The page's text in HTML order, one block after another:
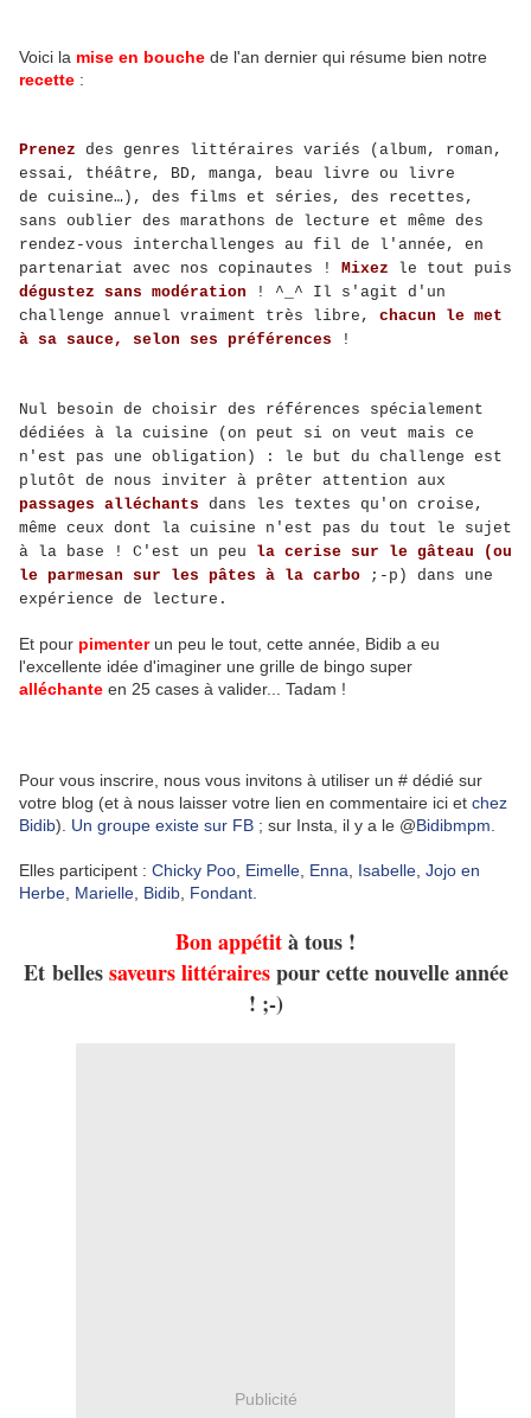
Voici la mise en bouche de l'an dernier qui résume bien notre
recette :
Prenez
des genres littéraires variés (album, roman,
essai, théâtre, BD, manga, beau livre ou livre
de cuisine…), des films et séries, des recettes,
sans oublier des marathons de lecture et même des
rendez-vous interchallenges au fil de l'année, en
partenariat avec nos copinautes ! Mixez le tout puis
dégustez sans modération
! ^_^ Il s'agit d'un
challenge annuel vraiment très libre , chacun le met
à sa sauce, selon ses préférences
!
Nul besoin de choisir des références spécialement
dédiées à la cuisine (on peut si on veut mais ce
n'est pas une obligation) : le but du challenge est
plutôt de nous inviter à prêter attention aux
passages alléchants dans les textes qu'on croise,
même ceux dont la cuisine n'est pas du tout le sujet
à la base ! C'est un peu la cerise sur le gâteau (ou
le parmesan sur les pâtes à la carbo ;-p) dans une
expérience de lecture.
Et pour pimenter un peu le tout, cette année, Bidib a eu
l'excellente idée d'imaginer une grille de bingo super
alléchante en 25 cases à valider... Tadam !
Pour vous inscrire, nous vous invitons à utiliser un # dédié sur
votre blog (et à nous laisser votre lien en commentaire ici et chez
Bidib). Un groupe existe sur FB ; sur Insta, il y a le @Bidibmpm
Elles participent : Chicky Poo Eimelle Enna Isabelle Jojo en
Herbe Marielle Bidib Fondant
Bon appétità tous !
Et bellessaveurs littéraires pour cette nouvelle année
! ;-)
Publicité